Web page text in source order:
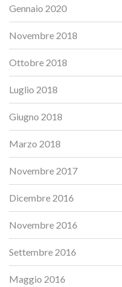
Gennaio 2020
Novembre 2018
Ottobre 2018
Luglio 2018
Giugno 2018
Marzo 2018
Novembre 2017
Dicembre 2016
Novembre 2016
Settembre 2016
Maggio 2016